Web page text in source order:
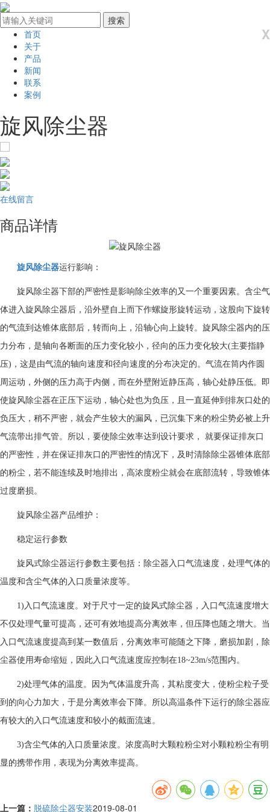
X
首页
关于
产品
新闻
联系
案例
旋风除尘器
在线留言
商品详情
旋风除尘器运行影响：
旋风除尘器下部的严密性是影响除尘效率的又一个重要因素。含尘气
体进入旋风除尘器后，沿外壁自上而下作螺旋形旋转运动，这股向下旋转
的气流到达锥体底部后，转而向上，沿轴心向上旋转。旋风除尘器内的压
力分布，是轴向各断面的压力变化较小，径向的压力变化较大(主要指静
压)，这是由气流的轴向速度和径向速度的分布决定的。气流在筒内作圆
周运动，外侧的压力高于内侧，而在外壁附近静压高，轴心处静压低。即
使旋风除尘器在正压下运动，轴心处也为负压，且一直延伸到排灰口处的
负压大，稍不严密，就会产生较大的漏风，已沉集下来的粉尘势必被上升
气流带出排气管。所以，要使除尘效率达到设计要求， 就要保证排灰口
的严密性，并在保证排灰口的严密性的情况下，及时清除除尘器锥体底部
的粉尘，若不能连续及时地排出，高浓度粉尘就会在底部流转，导致锥体
过度磨损。
旋风除尘器产品维护：
稳定运行参数
旋风式除尘器运行参数主要包括：除尘器入口气流速度，处理气体的
温度和含尘气体的入口质量浓度等。
1)入口气流速度。对于尺寸一定的旋风式除尘器，入口气流速度增大
不仅处理气量可提高，还可有效地提高分离效率，但压降也随之增大。当
入口气流速度提高到某一数值后，分离效率可能随之下降，磨损加剧，除
尘器使用寿命缩短，因此入口气流速度应控制在18~23m/s范围内。
2)处理气体的温度。因为气体温度升高，其粘度变大，使粉尘粒子受
到的向心力加大，于是分离效率会下降。所以高温条件下运行的除尘器应
有较大的入口气流速度和较小的截面流速。
3)含尘气体的入口质量浓度。浓度高时大颗粒粉尘对小颗粒粉尘有明
显的携带作用，表现为分离效率提高。
上一篇： 脱硫除尘器安装2019-08-01